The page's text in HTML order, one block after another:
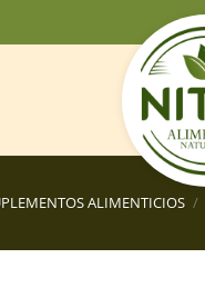
ALIMENTICIOS /